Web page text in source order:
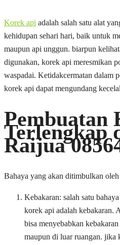
Korek api adalah salah satu alat
kehidupan sehari hari, baik untuk
maupun api unggun. biarpun
digunakan, korek api meresmikan
waspadai. Ketidakcermatan dalam
korek api dapat mengundang
Pembuatan
Terlengkap
Raijua
Bahaya yang akan ditimbulkan
Kebakaran: salah satu
korek api adalah kebakaran.
bisa menyebabkan
maupun di luar ruangan. jika